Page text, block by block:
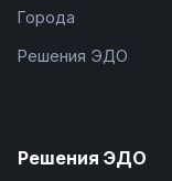
Города
Решения ЭДО
Решения ЭДО